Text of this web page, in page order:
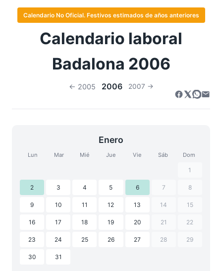
Calendario No Oficial. Festivos estimados de años anteriores
Calendario laboral
Badalona 2006
← 2005 2006 2007 →
Enero
Lun Mar Mié Jue Vie Sáb Dom
1
2 3 4 5 6 7 8
9 10 11 12 13 14 15
16 17 18 19 20 21 22
23 24 25 26 27 28 29
30 31